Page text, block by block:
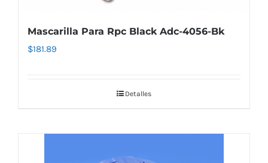
Mascarilla Para Rpc Black Adc-4056-Bk
$181.89
Detalles